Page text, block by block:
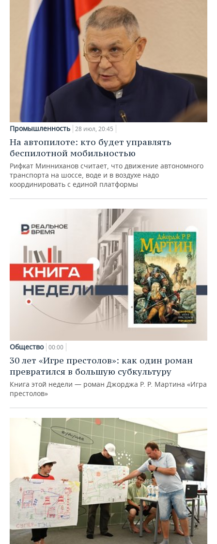
Промышленность 28 июл, 20:45
На автопилоте: кто будет управлять
беспилотной мобильностью
Рифкат Минниханов считает, что движение автономного
транспорта на шоссе, воде и в воздухе надо
координировать с единой платформы
Общество 00:00
30 лет «Игре престолов»: как один роман
превратился в большую субкультуру
Книга этой недели — роман Джорджа Р. Р. Мартина «Игра
престолов»